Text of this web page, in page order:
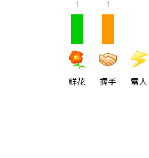
1
鲜花
1
握手 雷人